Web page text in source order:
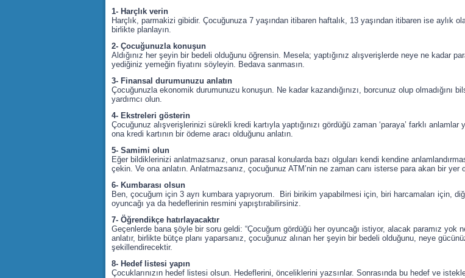
1- Harçlık verin
Harçlık, parmakizi gibidir. Çocuğunuza 7 yaşından itibaren haftalık, 13 yaşından itibaren ise aylık
birlikte planlayın.
2- Çocuğunuzla konuşun
Aldığınız her şeyin bir bedeli olduğunu öğrensin. Mesela; yaptığınız alışverişlerde neye ne kadar
yediğiniz yemeğin fiyatını söyleyin. Bedava sanmasın.
3- Finansal durumunuzu anlatın
Çocuğunuzla ekonomik durumunuzu konuşun. Ne kadar kazandığınızı, borcunuz olup olmadığını
yardımcı olun.
4- Ekstreleri gösterin
Çocuğunuz alışverişlerinizi sürekli kredi kartıyla yaptığınızı gördüğü zaman ‘paraya’ farklı
ona kredi kartının bir ödeme aracı olduğunu anlatın.
5- Samimi olun
Eğer bildiklerinizi anlatmazsanız, onun parasal konularda bazı olguları kendi kendine
çekin. Ve ona anlatın. Anlatmazsanız, çocuğunuz ATM’nin ne zaman canı isterse para akan bir yer
6- Kumbarası olsun
Ben, çocuğum için 3 ayrı kumbara yapıyorum. Biri birikim yapabilmesi için, biri harcamaları için,
oyuncağı ya da hedeflerinin resmini yapıştırabilirsiniz.
7- Öğrendikçe hatırlayacaktır
Geçenlerde bana şöyle bir soru geldi: “Çocuğum gördüğü her oyuncağı istiyor, alacak paramız yok
anlatır, birlikte bütçe planı yaparsanız, çocuğunuz alınan her şeyin bir bedeli olduğunu, neye
şekillendirecektir.
8- Hedef listesi yapın
Çocuklarınızın hedef listesi olsun. Hedeflerini, önceliklerini yazsınlar. Sonrasında bu hedef ve